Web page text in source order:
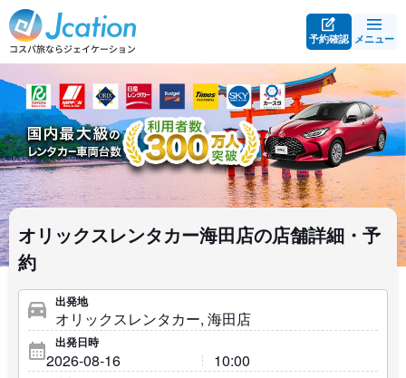
予約確認 メニュー
オリックスレンタカー海田店の店舗詳細・予
約
出発地
出発日時